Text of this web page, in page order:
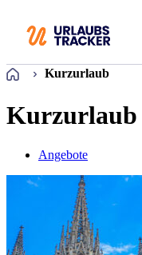
Startseite
Kurzurlaub
Kurzurlaub
Angebote